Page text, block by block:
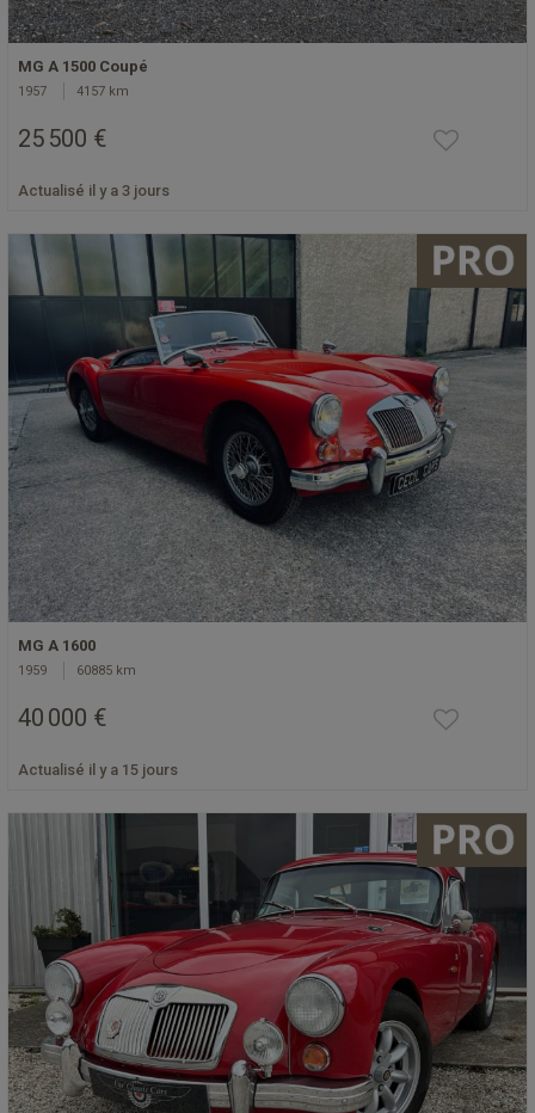
MG A 1500 Coupé
1957 4157 km
25 500 €
Actualisé il y a 3 jours
MG A 1600
1959 60885 km
40 000 €
Actualisé il y a 15 jours